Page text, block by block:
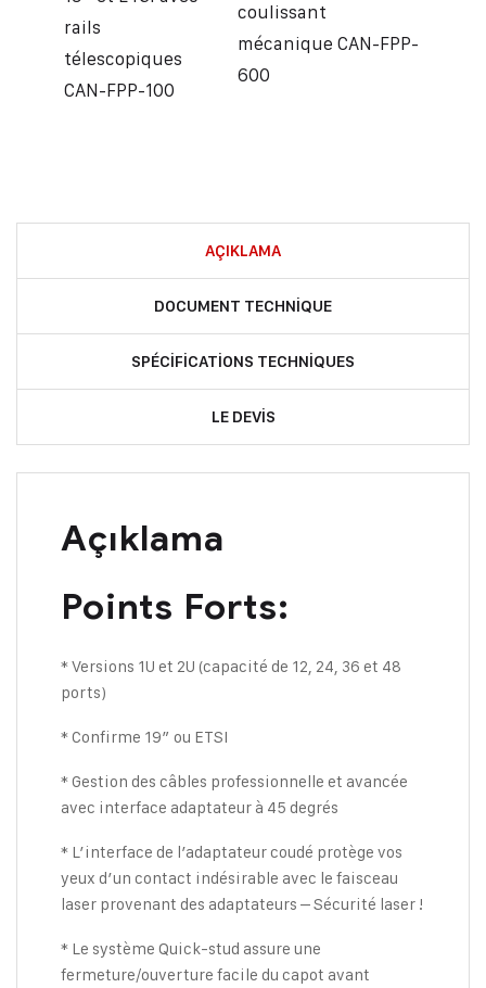
rails
télescopiques
CAN-FPP-100
coulissant
mécanique CAN-FPP-
600
AÇIKLAMA
DOCUMENT TECHNIQUE
SPÉCIFICATIONS TECHNIQUES
LE DEVIS
Açıklama
Points Forts:
* Versions 1U et 2U (capacité de 12, 24, 36 et 48
ports)
* Confirme 19″ ou ETSI
* Gestion des câbles professionnelle et avancée
avec interface adaptateur à 45 degrés
* L’interface de l’adaptateur coudé protège vos
yeux d’un contact indésirable avec le faisceau
laser provenant des adaptateurs – Sécurité laser !
* Le système Quick-stud assure une
fermeture/ouverture facile du capot avant